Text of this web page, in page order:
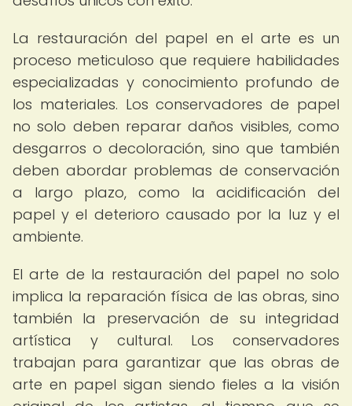
La restauración del papel en el arte es un
proceso meticuloso que requiere habilidades
especializadas y conocimiento profundo de
los materiales. Los conservadores de papel
no solo deben reparar daños visibles, como
desgarros o decoloración, sino que también
deben abordar problemas de conservación
a largo plazo, como la acidificación del
papel y el deterioro causado por la luz y el
ambiente.
El arte de la restauración del papel no solo
implica la reparación física de las obras, sino
también la preservación de su integridad
artística y cultural. Los conservadores
trabajan para garantizar que las obras de
arte en papel sigan siendo fieles a la visión